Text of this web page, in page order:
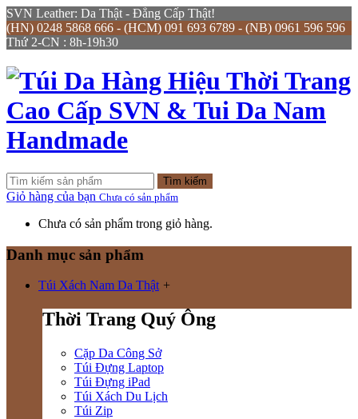
SVN Leather: Da Thật - Đẳng Cấp Thật!
(HN) 0248 5868 666 - (HCM) 091 693 6789 - (NB) 0961 596 596
Thứ 2-CN : 8h-19h30
Tìm kiếm
Giỏ hàng của bạn Chưa có sản phẩm
Chưa có sản phẩm trong giỏ hàng.
Danh mục sản phẩm
Túi Xách Nam Da Thật +
Thời Trang Quý Ông
Cặp Da Công Sở
Túi Đựng Laptop
Túi Đựng iPad
Túi Xách Du Lịch
Túi Zip